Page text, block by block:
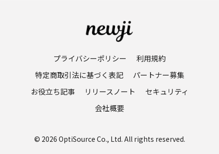
プライバシーポリシー
利用規約
特定商取引法に基づく表記
パートナー募集
お役立ち記事
リリースノート
セキュリティ
会社概要
© 2026 OptiSource Co., Ltd. All rights reserved.